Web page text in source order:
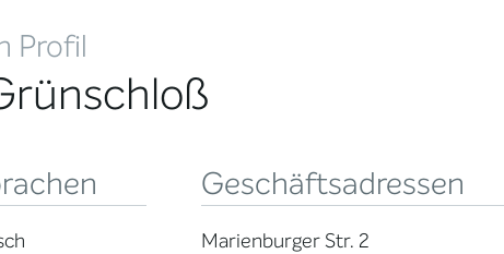
Profil
Geschäftsadressen
Marienburger Str. 2